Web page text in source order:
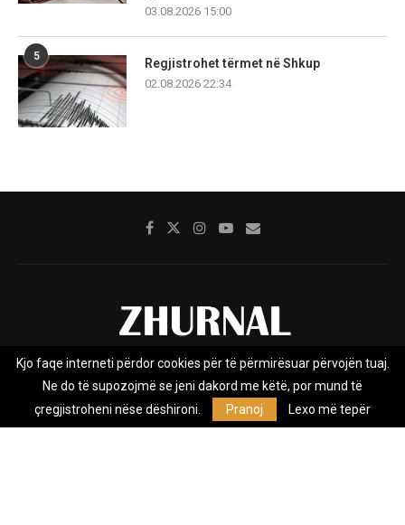
03.08.2026 15:00
5
Regjistrohet tërmet në Shkup
02.08.2026 22:34
Rreth nesh Impresumi Marketing
Privacy Policy
Zhurnal.mk është Agjenci e Lajmeve e pavarur, e themeluar në vitin
Kjo faqe interneti përdor cookies për të përmirësuar përvojën tuaj.
Ne do të supozojmë se jeni dakord me këtë, por mund të
çregjistroheni nëse dëshironi.
Pranoj Lexo më tepër